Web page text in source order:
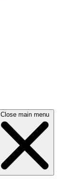
Close main menu